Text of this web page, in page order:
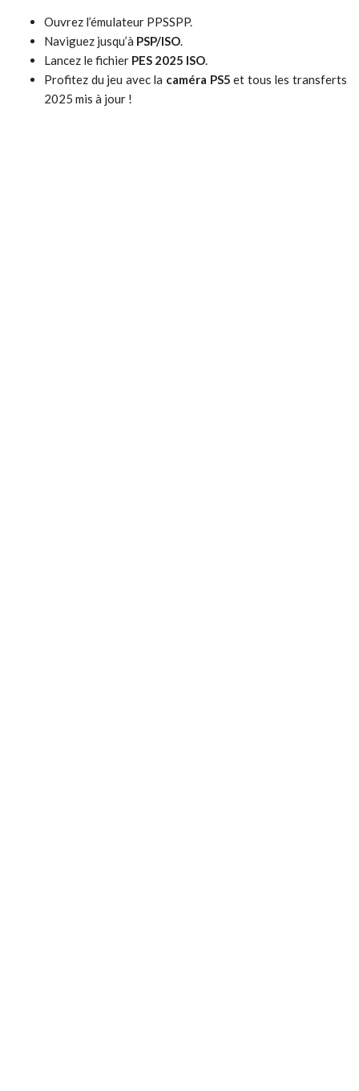
Ouvrez l’émulateur PPSSPP.
Naviguez jusqu’à PSP/ISO.
Lancez le fichier PES 2025 ISO.
Profitez du jeu avec la caméra PS5 et tous les transferts
2025 mis à jour !